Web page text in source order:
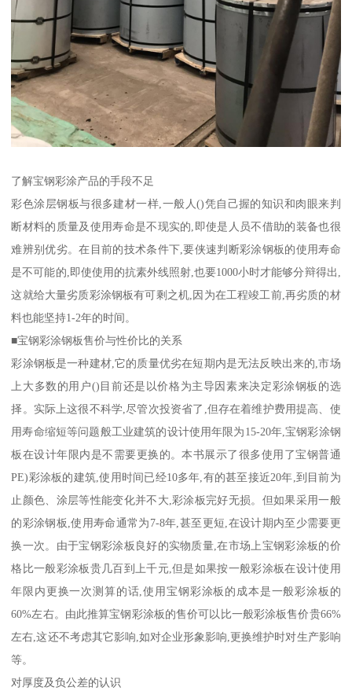
了解宝钢彩涂产品的手段不足
彩色涂层钢板与很多建材一样,一般人()凭自己握的知识和肉眼来判
断材料的质量及使用寿命是不现实的,即使是人员不借助的装备也很
难辨别优劣。在目前的技术条件下,要侠速判断彩涂钢板的使用寿命
是不可能的,即使使用的抗素外线照射,也要1000小时才能够分辩得出,
这就给大量劣质彩涂钢板有可剩之机,因为在工程竣工前,再劣质的材
料也能坚持1-2年的时间。
■宝钢彩涂钢板售价与性价比的关系
彩涂钢板是一种建材,它的质量优劣在短期内是无法反映出来的,市场
上大多数的用户()目前还是以价格为主导因素来决定彩涂钢板的选
择。实际上这很不科学,尽管次投资省了,但存在着维护费用提高、使
用寿命缩短等问题般工业建筑的设计使用年限为15-20年,宝钢彩涂钢
板在设计年限内是不需要更换的。本书展示了很多使用了宝钢普通
PE)彩涂板的建筑,使用时间已经10多年,有的甚至接近20年,到目前为
止颜色、涂层等性能变化并不大,彩涂板完好无损。但如果采用一般
的彩涂钢板,使用寿命通常为7-8年,甚至更短,在设计期内至少需要更
换一次。由于宝钢彩涂板良好的实物质量,在市场上宝钢彩涂板的价
格比一般彩涂板贵几百到上千元,但是如果按一般彩涂板在设计使用
年限内更换一次测算的话,使用宝钢彩涂板的成本是一般彩涂板的
60%左右。由此推算宝钢彩涂板的售价可以比一般彩涂板售价贵66%
左右,这还不考虑其它影响,如对企业形象影响,更换维护时对生产影响
等。
对厚度及负公差的认识